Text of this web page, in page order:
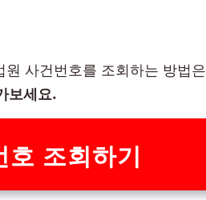
사건번호를 조회하는 방법
보세요.
호 조회하기